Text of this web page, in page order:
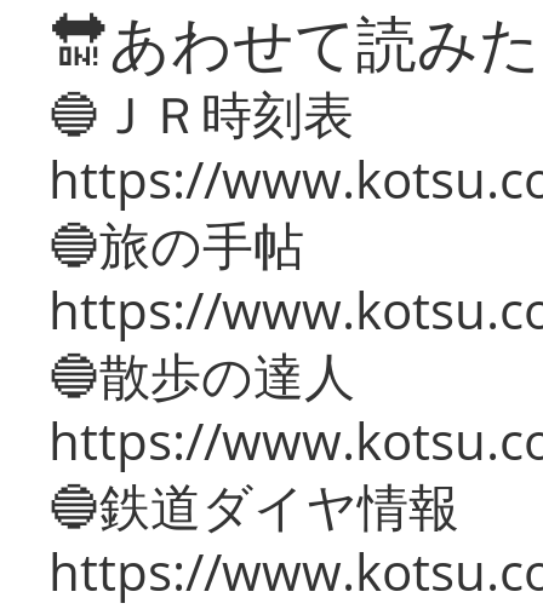
🔛あわせて読み
🔵ＪＲ時刻表
https://
🔵旅の手帖
https://
🔵散歩の達人
https://
🔵鉄道ダイヤ情報
https://